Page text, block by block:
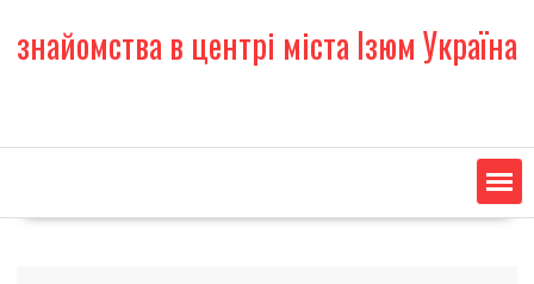
o
n
знайомства в центрі міста Ізюм Україна